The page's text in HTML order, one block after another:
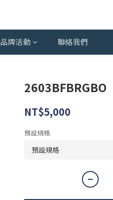
品牌活動 聯絡我們
2603BFBRGBO
NT$5,000
預設規格